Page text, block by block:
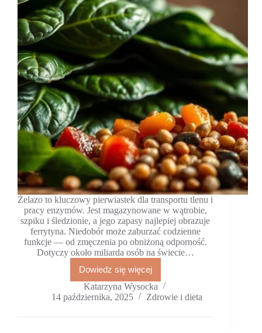
Żelazo to kluczowy pierwiastek dla transportu tlenu i
pracy enzymów. Jest magazynowane w wątrobie,
szpiku i śledzionie, a jego zapasy najlepiej obrazuje
ferrytyna. Niedobór może zaburzać codzienne
funkcje — od zmęczenia po obniżoną odporność.
Dotyczy około miliarda osób na świecie…
Dowiedz się więcej
Niedobór
żelaza
u
kobiet:
ferrytyna
Katarzyna Wysocka
14 października, 2025
Zdrowie i dieta